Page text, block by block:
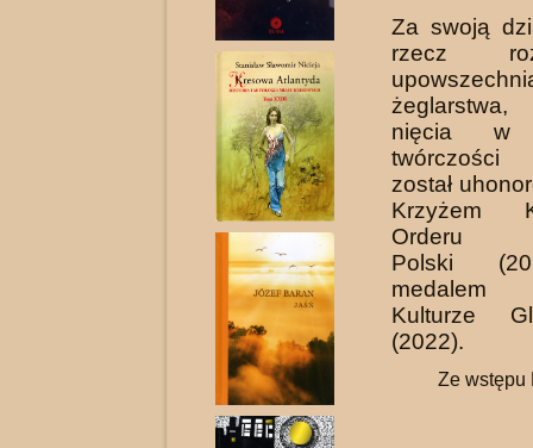
Za swoją
rzecz
nięcia w
twórczości
został
Krzyżem
Orderu
Polski
medalem
Kultu­rze
(2022).
Ze wstępu